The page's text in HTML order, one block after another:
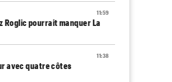
11:59
Roglic pourrait manquer La
11:38
avec quatre côtes